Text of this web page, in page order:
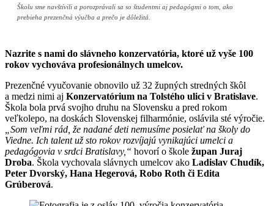
Školu sme navštívili a porozprávali sa so študentmi aj pedagógmi o tom, ako
prebieha prezenčná výučba a prečo je dôležitá.
Nazrite s nami do slávneho konzervatória, ktoré už vyše 100
rokov vychováva profesionálnych umelcov.
Prezenčné vyučovanie obnovilo už 32 župných stredných škôl
a medzi nimi aj Konzervatórium na Tolstého ulici v Bratislave.
Škola bola prvá svojho druhu na Slovensku a pred rokom
veľkolepo, na doskách Slovenskej filharmónie, oslávila sté výročie.
„Som veľmi rád, že nadané deti nemusíme posielať na školy do
Viedne. Ich talent už sto rokov rozvíjajú vynikajúci umelci a
pedagógovia v srdci Bratislavy,“ hovorí o škole župan Juraj
Droba. Škola vychovala slávnych umelcov ako Ladislav Chudík,
Peter Dvorský, Hana Hegerová, Robo Roth či Edita
Grúberová.